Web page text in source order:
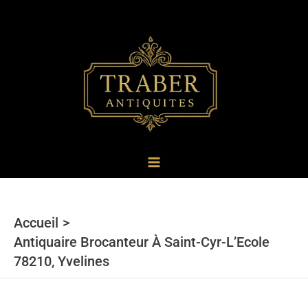
Accueil
Antiquaire Brocanteur À Saint-Cyr-L’Ecole
78210, Yvelines